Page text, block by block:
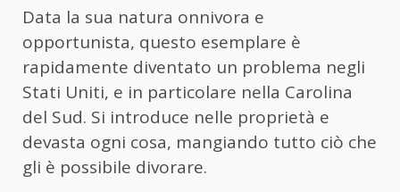
Data la sua natura onnivora e
opportunista, questo esemplare è
rapidamente diventato un problema negli
Stati Uniti, e in particolare nella Carolina
del Sud. Si introduce nelle proprietà e
devasta ogni cosa, mangiando tutto ciò che
gli è possibile divorare.